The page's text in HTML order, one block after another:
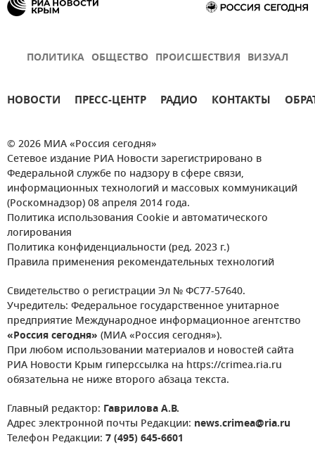
ПОЛИТИКА ОБЩЕСТВО ПРОИСШЕСТВИЯ ВИЗУАЛ
НОВОСТИ ПРЕСС-ЦЕНТР РАДИО КОНТАКТЫ
© 2026 МИА «Россия сегодня»
Сетевое издание РИА Новости зарегистрировано в
Федеральной службе по надзору в сфере связи,
информационных технологий и массовых коммуникаций
(Роскомнадзор) 08 апреля 2014 года.
Политика использования Cookie и автоматического
логирования
Политика конфиденциальности (ред. 2023 г.)
Правила применения рекомендательных технологий
Свидетельство о регистрации Эл № ФС77-57640.
Учредитель: Федеральное государственное унитарное
предприятие Международное информационное агентство
«Россия сегодня» (МИА «Россия сегодня»).
При любом использовании материалов и новостей сайта
РИА Новости Крым гиперссылка на https://crimea.ria.ru
обязательна не ниже второго абзаца текста.
Главный редактор: Гаврилова А.В.
Адрес электронной почты Редакции: news.crimea@ria.ru
Телефон Редакции: 7 (495) 645-6601